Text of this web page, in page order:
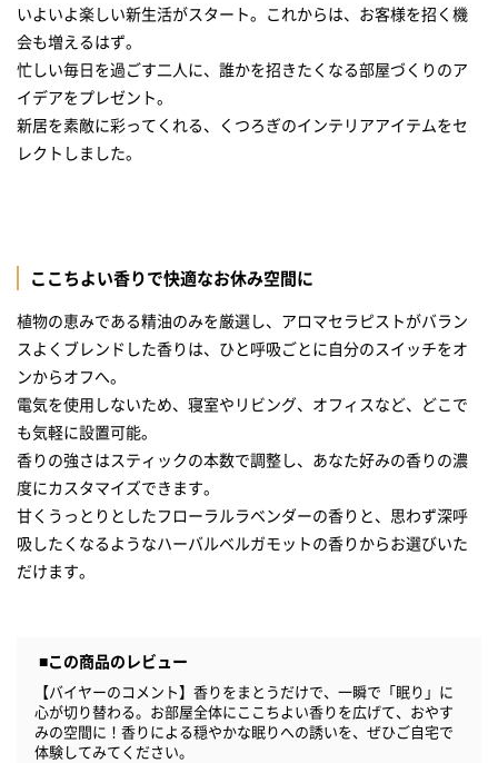
〜二人のくつろぎの時間に華を添えるグルメ編〜
世界で愛される王道スイーツ
ピエール・エルメならではの焼菓子詰合わせ
心くすぐるキュートな焼き菓子
お酒×風呂敷ラッピング
〜結婚祝いに迷ったらカタログギフト〜
タンプオリジナルのカタログギフト
人気ショップのカタログギフト
いよいよ楽しい新生活がスタート。これからは、お客様を招く機
会も増えるはず。
忙しい毎日を過ごす二人に、誰かを招きたくなる部屋づくりのア
イデアをプレゼント。
新居を素敵に彩ってくれる、くつろぎのインテリアアイテムをセ
レクトしました。
ここちよい香りで快適なお休み空間に
植物の恵みである精油のみを厳選し、アロマセラピストがバラン
スよくブレンドした香りは、ひと呼吸ごとに自分のスイッチをオ
ンからオフへ。
電気を使用しないため、寝室やリビング、オフィスなど、どこで
も気軽に設置可能。
香りの強さはスティックの本数で調整し、あなた好みの香りの濃
度にカスタマイズできます。
甘くうっとりとしたフローラルラベンダーの香りと、思わず深呼
吸したくなるようなハーバルベルガモットの香りからお選びいた
だけます。
■この商品のレビュー
【バイヤーのコメント】香りをまとうだけで、一瞬で「眠り」に
心が切り替わる。お部屋全体にここちよい香りを広げて、おやす
みの空間に！香りによる穏やかな眠りへの誘いを、ぜひご自宅で
体験してみてください。